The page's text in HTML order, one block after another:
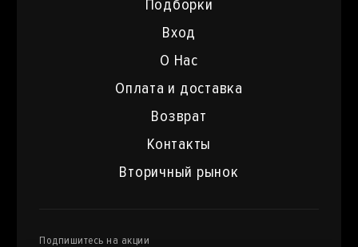
Подборки
Вход
О Нас
Оплата и доставка
Возврат
Контакты
Вторичный рынок
Подпишитесь на акции